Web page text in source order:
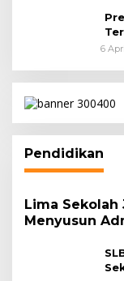
6
Pendidikan
Lima Sekolah
Menyusun